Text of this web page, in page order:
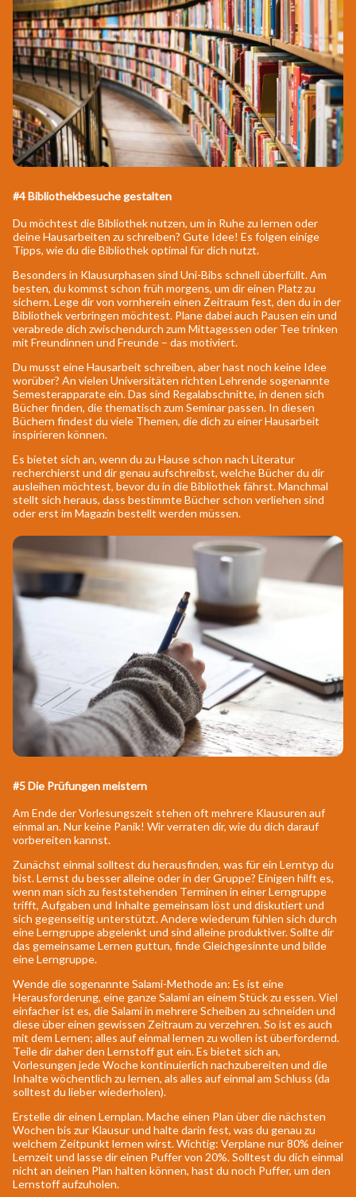
#4 Bibliothekbesuche gestalten
Du möchtest die Bibliothek nutzen, um in Ruhe zu lernen oder
deine Hausarbeiten zu schreiben? Gute Idee! Es folgen einige
Tipps, wie du die Bibliothek optimal für dich nutzt.
Besonders in Klausurphasen sind Uni-Bibs schnell überfüllt. Am
besten, du kommst schon früh morgens, um dir einen Platz zu
sichern. Lege dir von vornherein einen Zeitraum fest, den du in der
Bibliothek verbringen möchtest. Plane dabei auch Pausen ein und
verabrede dich zwischendurch zum Mittagessen oder Tee trinken
mit Freundinnen und Freunde – das motiviert.
Du musst eine Hausarbeit schreiben, aber hast noch keine Idee
worüber? An vielen Universitäten richten Lehrende sogenannte
Semesterapparate ein. Das sind Regalabschnitte, in denen sich
Bücher finden, die thematisch zum Seminar passen. In diesen
Büchern findest du viele Themen, die dich zu einer Hausarbeit
inspirieren können.
Es bietet sich an, wenn du zu Hause schon nach Literatur
recherchierst und dir genau aufschreibst, welche Bücher du dir
ausleihen möchtest, bevor du in die Bibliothek fährst. Manchmal
stellt sich heraus, dass bestimmte Bücher schon verliehen sind
oder erst im Magazin bestellt werden müssen.
#5 Die Prüfungen meistern
Am Ende der Vorlesungszeit stehen oft mehrere Klausuren auf
einmal an. Nur keine Panik! Wir verraten dir, wie du dich darauf
vorbereiten kannst.
Zunächst einmal solltest du herausfinden, was für ein Lerntyp du
bist. Lernst du besser alleine oder in der Gruppe? Einigen hilft es,
wenn man sich zu feststehenden Terminen in einer Lerngruppe
trifft, Aufgaben und Inhalte gemeinsam löst und diskutiert und
sich gegenseitig unterstützt. Andere wiederum fühlen sich durch
eine Lerngruppe abgelenkt und sind alleine produktiver. Sollte dir
das gemeinsame Lernen guttun, finde Gleichgesinnte und bilde
eine Lerngruppe.
Wende die sogenannte Salami-Methode an: Es ist eine
Herausforderung, eine ganze Salami an einem Stück zu essen. Viel
einfacher ist es, die Salami in mehrere Scheiben zu schneiden und
diese über einen gewissen Zeitraum zu verzehren. So ist es auch
mit dem Lernen; alles auf einmal lernen zu wollen ist überfordernd.
Teile dir daher den Lernstoff gut ein. Es bietet sich an,
Vorlesungen jede Woche kontinuierlich nachzubereiten und die
Inhalte wöchentlich zu lernen, als alles auf einmal am Schluss (da
solltest du lieber wiederholen).
Erstelle dir einen Lernplan. Mache einen Plan über die nächsten
Wochen bis zur Klausur und halte darin fest, was du genau zu
welchem Zeitpunkt lernen wirst. Wichtig: Verplane nur 80% deiner
Lernzeit und lasse dir einen Puffer von 20%. Solltest du dich einmal
nicht an deinen Plan halten können, hast du noch Puffer, um den
Lernstoff aufzuholen.